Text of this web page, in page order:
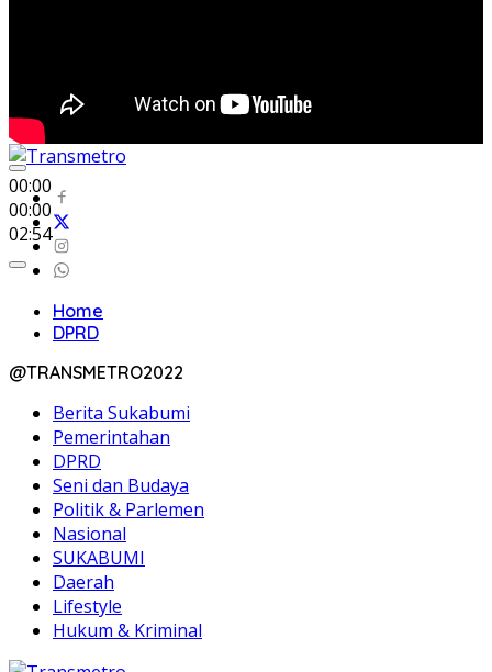
00:00
00:00
02:54
Home
DPRD
@TRANSMETRO2022
Berita Sukabumi
Pemerintahan
DPRD
Seni dan Budaya
Politik & Parlemen
Nasional
SUKABUMI
Daerah
Lifestyle
Hukum & Kriminal